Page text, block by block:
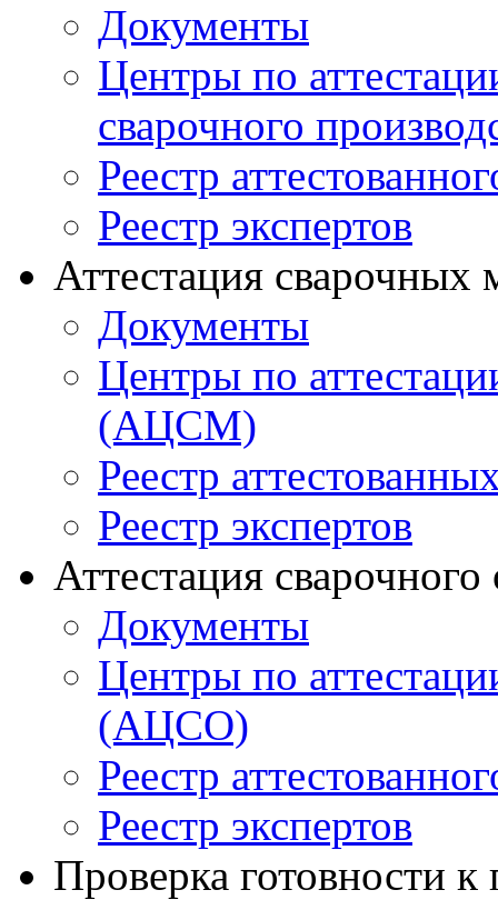
Документы
Центры по
сварочного
Реестр
Реестр экспертов
Аттестация сварочных
Документы
Центры по
(АЦСМ)
Реестр
Реестр экспертов
Аттестация
Документы
Центры по
(АЦСО)
Реестр
Реестр экспертов
Проверка готовности